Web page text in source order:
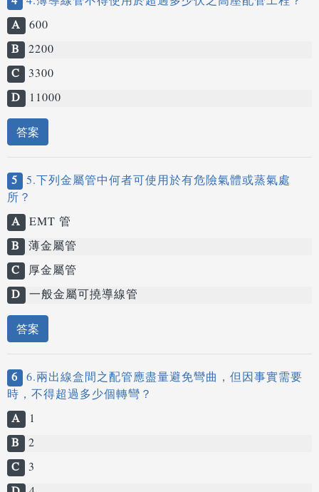
A 600
B 2200
C 3300
D
11000
答案
5 5.下列金屬管中何者可使用於有危險氣體或蒸氣處
所？
A EMT 管
B 薄金屬管
C 厚金屬管
D 一般金屬可撓導線管
答案
6 6.兩出線盒間之配管應盡量避免彎曲，但因事實需要
時，不得超過多少個轉彎？
A
1
B 2
C 3